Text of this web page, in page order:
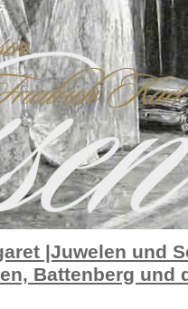
|Juwelen und
Battenberg und